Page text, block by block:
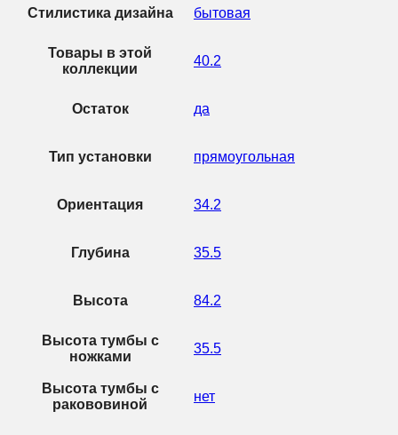
Стилистика дизайна бытовая
Товары в этой
коллекции
40.2
Остаток да
Тип установки прямоугольная
Ориентация 34.2
Глубина 35.5
Высота 84.2
Высота тумбы с
ножками
35.5
Высота тумбы с
ракововиной
нет